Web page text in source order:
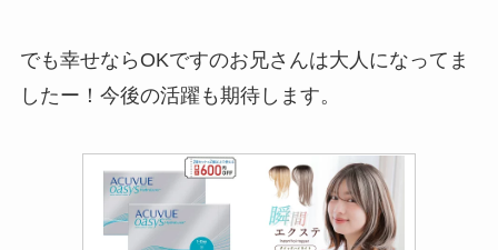
でも幸せならOKですのお兄さんは大人になってま
したー！今後の活躍も期待します。